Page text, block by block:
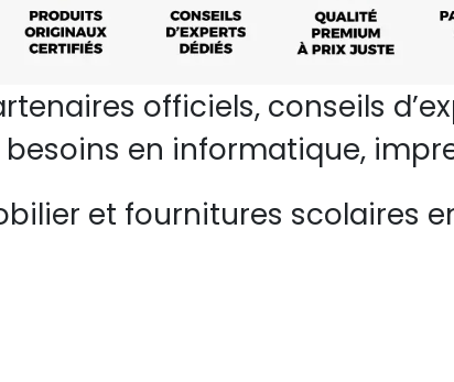
officiels, conseils
en informatique,
et fournitures scolaires